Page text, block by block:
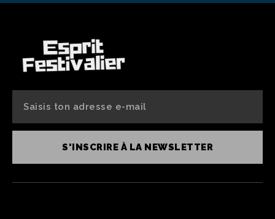
S'INSCRIRE À LA NEWSLETTER